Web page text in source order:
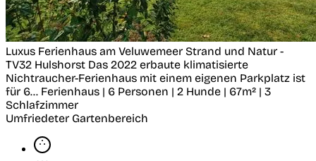
Luxus Ferienhaus am Veluwemeer Strand und Natur -
TV32 Hulshorst Das 2022 erbaute klimatisierte
Nichtraucher-Ferienhaus mit einem eigenen Parkplatz ist
für 6... Ferienhaus | 6 Personen | 2 Hunde | 67m² | 3
Schlafzimmer
Umfriedeter Gartenbereich